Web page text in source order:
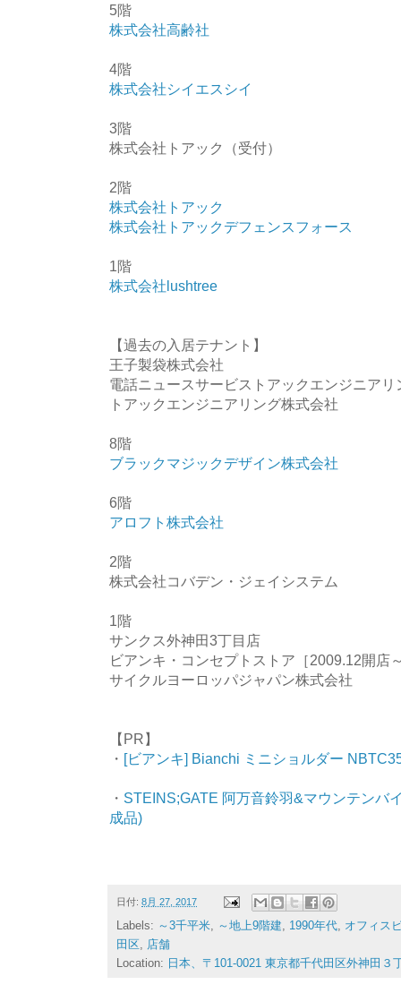
5階
株式会社高齢社
4階
株式会社シイエスシイ
3階
株式会社トアック（受付）
2階
株式会社トアック
株式会社トアックデフェンスフォース
1階
株式会社lushtree
【過去の入居テナント】
王子製袋株式会社
電話ニュースサービストアックエンジニアリ
トアックエンジニアリング株式会社
8階
ブラックマジックデザイン株式会社
6階
アロフト株式会社
2階
株式会社コバデン・ジェイシステム
1階
サンクス外神田3丁目店
ビアンキ・コンセプトストア［2009.12開店
サイクルヨーロッパジャパン株式会社
【PR】
・ [ビアンキ] Bianchi ミニショルダー
・ STEINS;GATE 阿万音鈴羽&マウンテンバ
成品)
日付: 8月 27, 2017
Labels: ～3千平米, ～地上9階建, 1990年代, オフィス
田区, 店舗
Location: 日本、〒101-0021 東京都千代田区外神田３